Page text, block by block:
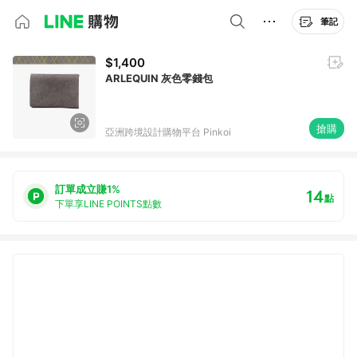
筆記
$1,400
ARLEQUIN 灰色零錢包
亞洲跨境設計購物平台 Pinkoi 搶購
訂單成立賺1%
下單享LINE POINTS點數 14點